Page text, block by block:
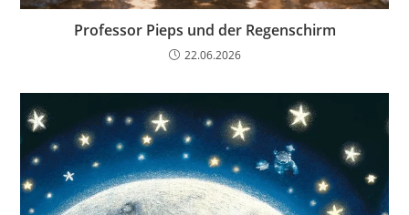
Professor Pieps und der Regenschirm
22.06.2026